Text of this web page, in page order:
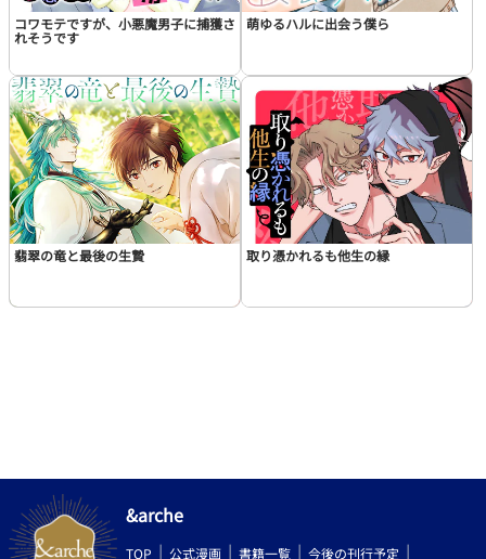
コワモテですが、小悪魔男子に捕獲さ
れそうです
萌ゆるハルに出会う僕ら
翡翠の竜と最後の生贄 取り憑かれるも他生の縁
&arche
TOP 公式漫画 書籍一覧 今後の刊行予定